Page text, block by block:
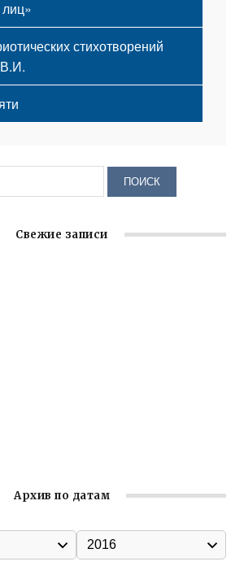
стихотворений
Свежие записи
Архив по датам